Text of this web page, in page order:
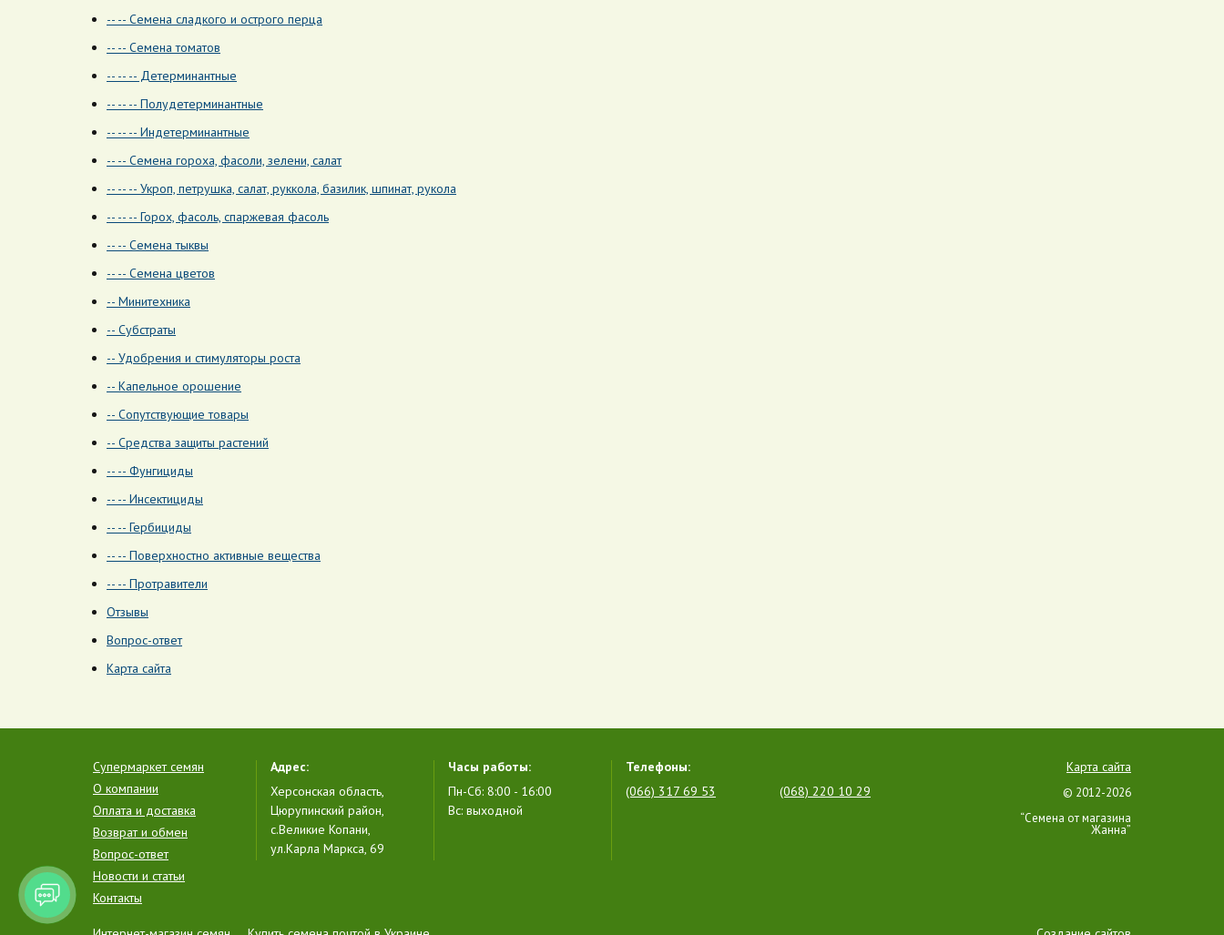
-- -- Семена сладкого и острого перца
-- -- Семена томатов
-- -- -- Детерминантные
-- -- -- Полудетерминантные
-- -- -- Индетерминантные
-- -- Семена гороха, фасоли, зелени, салат
-- -- -- Укроп, петрушка, салат, руккола, базилик, шпинат, рукола
-- -- -- Горох, фасоль, спаржевая фасоль
-- -- Семена тыквы
-- -- Семена цветов
-- Минитехника
-- Субстраты
-- Удобрения и стимуляторы роста
-- Капельное орошение
-- Сопутствующие товары
-- Средства защиты растений
-- -- Фунгициды
-- -- Инсектициды
-- -- Гербициды
-- -- Поверхностно активные вещества
-- -- Протравители
Отзывы
Вопрос-ответ
Карта сайта
Супермаркет семян
О компании
Оплата и доставка
Возврат и обмен
Вопрос-ответ
Новости и статьи
Контакты
Адрес:
Херсонская область,
Цюрупинский район,
с.Великие Копани,
ул.Карла Маркса, 69
Часы работы:
Пн-Сб: 8:00 - 16:00
Вс: выходной
Телефоны:
(066) 317 69 53
(068) 220 10 29
Карта сайта
© 2012-2026
“Семена от магазина
Жанна”